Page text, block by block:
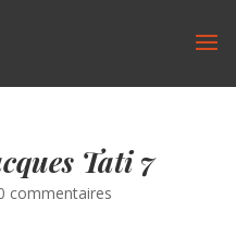
Tati 7
commentaires